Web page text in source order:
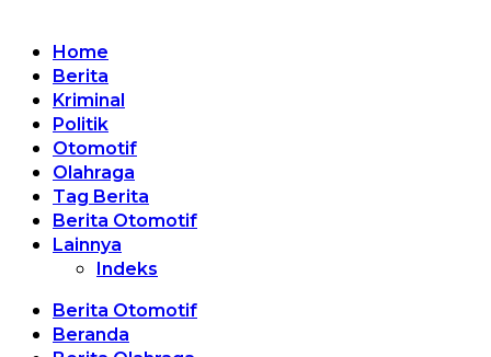
Home
Berita
Kriminal
Politik
Otomotif
Olahraga
Tag Berita
Berita Otomotif
Lainnya
Indeks
Berita Otomotif
Beranda